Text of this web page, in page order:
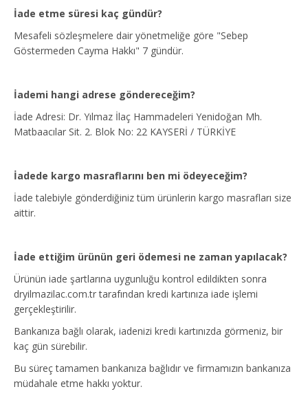
İade etme süresi kaç gündür?
Mesafeli sözleşmelere dair yönetmeliğe göre "Sebep
Göstermeden Cayma Hakkı" 7 gündür.
İademi hangi adrese göndereceğim?
İade Adresi: Dr. Yılmaz İlaç Hammadeleri Yenidoğan Mh.
Matbaacılar Sit. 2. Blok No: 22 KAYSERİ / TÜRKİYE
İadede kargo masraflarını ben mi ödeyeceğim?
İade talebiyle gönderdiğiniz tüm ürünlerin kargo masrafları size
aittir.
İade ettiğim ürünün geri ödemesi ne zaman yapılacak?
Ürünün iade şartlarına uygunluğu kontrol edildikten sonra
dryilmazilac.com.tr tarafından kredi kartınıza iade işlemi
gerçekleştirilir.
Bankanıza bağlı olarak, iadenizi kredi kartınızda görmeniz, bir
kaç gün sürebilir.
Bu süreç tamamen bankanıza bağlıdır ve firmamızın bankanıza
müdahale etme hakkı yoktur.